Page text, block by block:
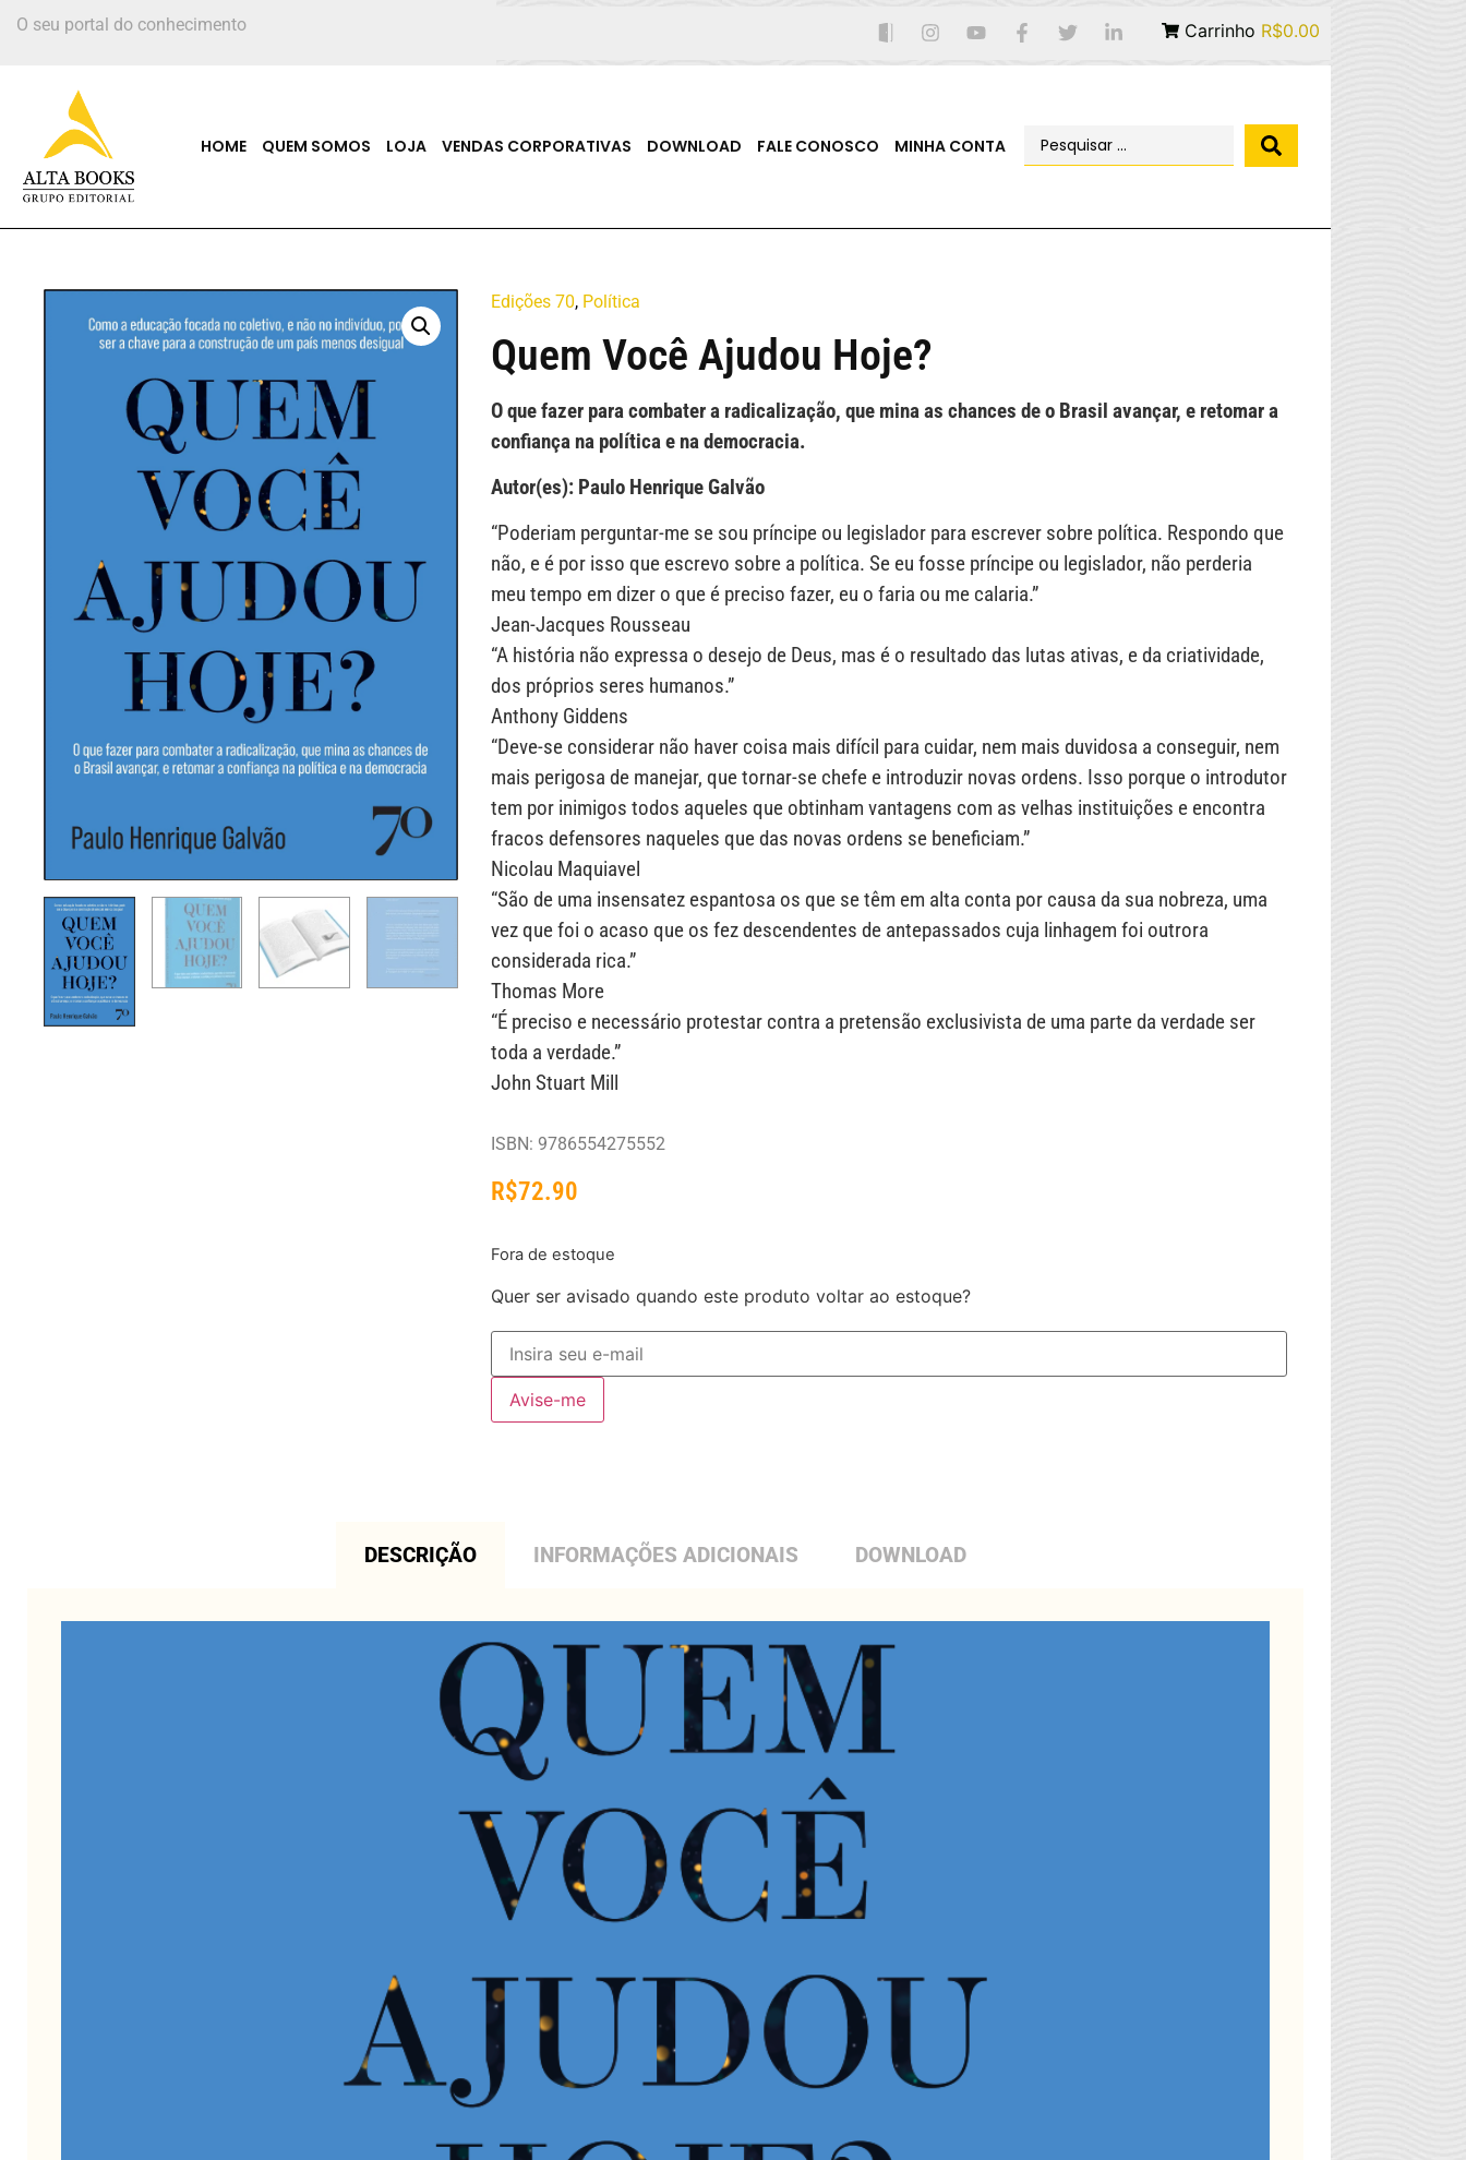
O seu portal do conhecimento Carrinho R$0.00
HOME QUEM SOMOS LOJA VENDAS CORPORATIVAS DOWNLOAD FALE CONOSCO MINHA CONTA
Edições 70, Política
Quem Você Ajudou Hoje?
O que fazer para combater a radicalização, que mina as chances de o Brasil avançar, e retomar a
confiança na política e na democracia.
Autor(es): Paulo Henrique Galvão
“Poderiam perguntar-me se sou príncipe ou legislador para escrever sobre política. Respondo que
não, e é por isso que escrevo sobre a política. Se eu fosse príncipe ou legislador, não perderia
meu tempo em dizer o que é preciso fazer, eu o faria ou me calaria.”
Jean-Jacques Rousseau
“A história não expressa o desejo de Deus, mas é o resultado das lutas ativas, e da criatividade,
dos próprios seres humanos.”
Anthony Giddens
“Deve-se considerar não haver coisa mais difícil para cuidar, nem mais duvidosa a conseguir, nem
mais perigosa de manejar, que tornar-se chefe e introduzir novas ordens. Isso porque o introdutor
tem por inimigos todos aqueles que obtinham vantagens com as velhas instituições e encontra
fracos defensores naqueles que das novas ordens se beneficiam.”
Nicolau Maquiavel
“São de uma insensatez espantosa os que se têm em alta conta por causa da sua nobreza, uma
vez que foi o acaso que os fez descendentes de antepassados cuja linhagem foi outrora
considerada rica.”
Thomas More
“É preciso e necessário protestar contra a pretensão exclusivista de uma parte da verdade ser
toda a verdade.”
John Stuart Mill
ISBN: 9786554275552
R$72.90
Fora de estoque
Quer ser avisado quando este produto voltar ao estoque?
Avise-me
DESCRIÇÃO INFORMAÇÕES ADICIONAIS DOWNLOAD